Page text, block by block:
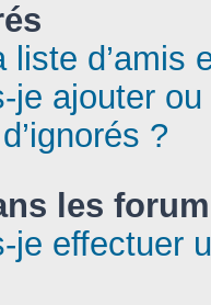
d’amis
je ajouter
?
les
je effectuer